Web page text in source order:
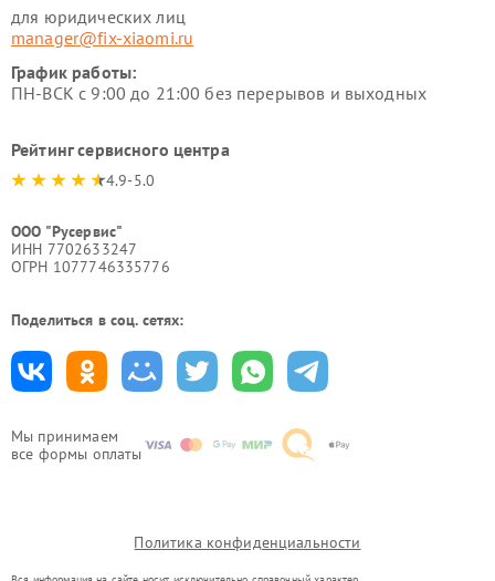
Мы принимаем
все формы оплаты
для юридических лиц
manager@fix-xiaomi.ru
График работы:
ПН-ВСК с 9:00 до 21:00 без перерывов и выходных
Рейтинг сервисного центра
4.9-5.0
ООО "Русервис"
ИНН 7702633247
ОГРН 1077746335776
Поделиться в соц. сетях:
Политика конфиденциальности